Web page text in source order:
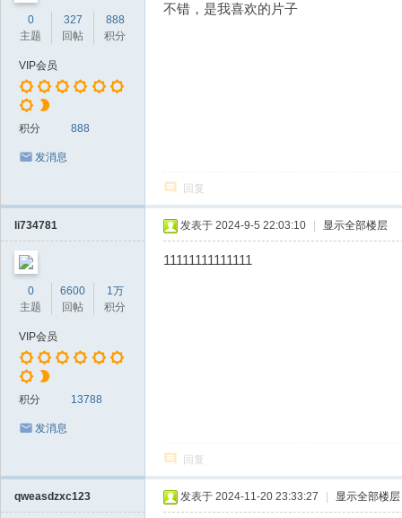
0
主题
327
回帖
888
积分
VIP会员
积分 888
发消息
不错，是我喜欢的片子
回复
li734781
0
主题
6600
回帖
1万
积分
VIP会员
积分 13788
发消息
发表于 2024-9-5 22:03:10 显示全部楼层
11111111111111
回复
qweasdzxc123 发表于 2024-11-20 23:33:27 显示全部楼层